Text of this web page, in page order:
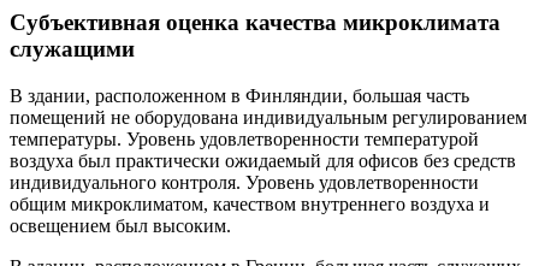
Субъективная оценка качества микроклимата
служащими
В здании, расположенном в Финляндии, большая часть
помещений не оборудована индивидуальным регулированием
температуры. Уровень удовлетворенности температурой
воздуха был практически ожидаемый для офисов без средств
индивидуального контроля. Уровень удовлетворенности
общим микроклиматом, качеством внутреннего воздуха и
освещением был высоким.